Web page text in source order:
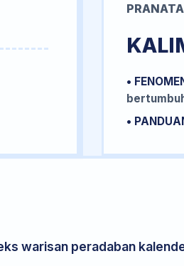
•
•
warisan peradaban